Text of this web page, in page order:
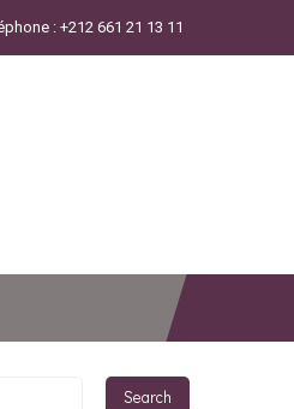
: +212 661 21 13 11